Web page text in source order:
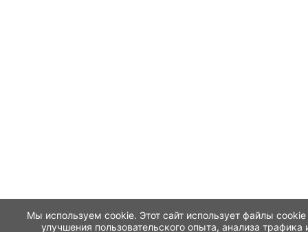
Мы используем cookie. Этот сайт использует файлы cookie
улучшения пользовательского опыта, анализа трафика